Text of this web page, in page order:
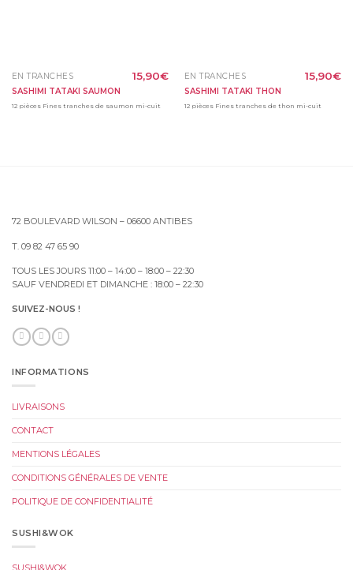
EN TRANCHES
SASHIMI TATAKI SAUMON
15,90€
12 pièces Fines tranches de saumon mi-cuit
EN TRANCHES
SASHIMI TATAKI THON
15,90€
12 pièces Fines tranches de thon mi-cuit
72 BOULEVARD WILSON – 06600 ANTIBES
T. 09 82 47 65 90
TOUS LES JOURS 11:00 – 14:00 – 18:00 – 22:30
SAUF VENDREDI ET DIMANCHE : 18:00 – 22:30
SUIVEZ-NOUS !
INFORMATIONS
LIVRAISONS
CONTACT
MENTIONS LÉGALES
CONDITIONS GÉNÉRALES DE VENTE
POLITIQUE DE CONFIDENTIALITÉ
SUSHI&WOK
SUSHI&WOK